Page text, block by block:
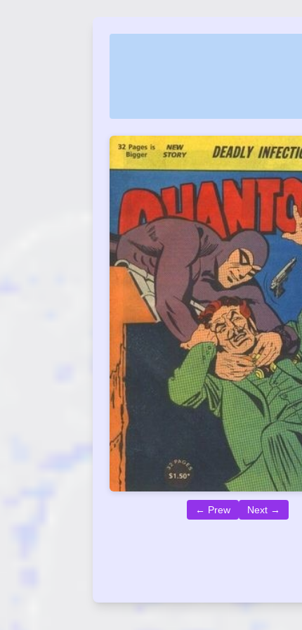
← Prew Next →